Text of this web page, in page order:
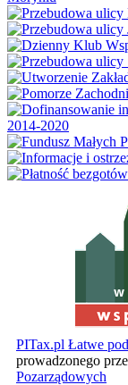
PITax.pl Łatwe
prowadzonego
Pozarządowych